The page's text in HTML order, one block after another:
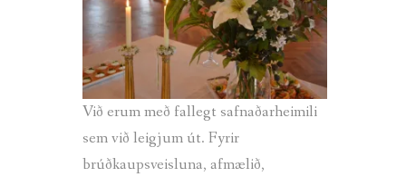
Við erum með fallegt safnaðarheimili
sem við leigjum út. Fyrir
brúðkaupsveisluna, afmælið,